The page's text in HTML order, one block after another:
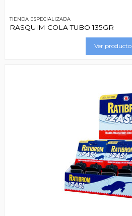
TIENDA ESPECIALIZADA
RASQUIM COLA TUBO 135GR
Ver producto